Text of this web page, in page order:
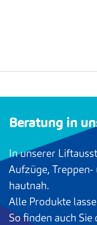
Beratung in
In unserer
Aufzüge,
hautnah.
Alle Produkte
So finden auch